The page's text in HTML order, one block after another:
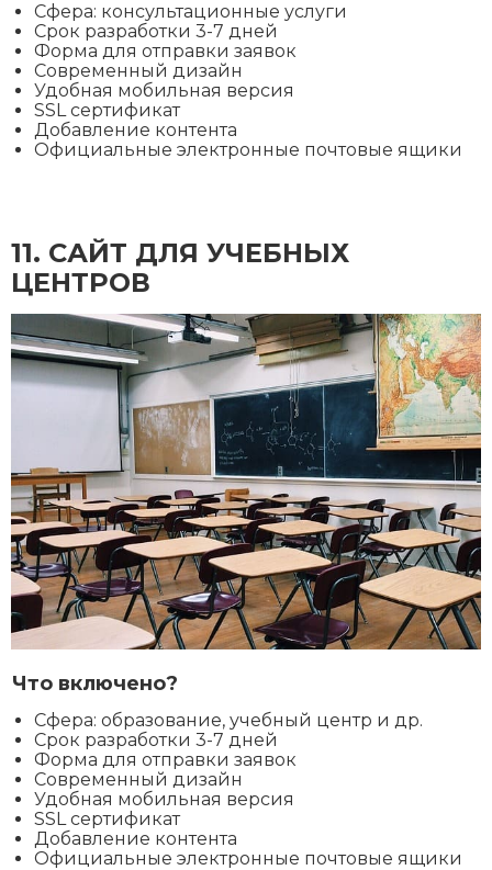
Сфера: консультационные услуги
Срок разработки 3-7 дней
Форма для отправки заявок
Современный дизайн
Удобная мобильная версия
SSL сертификат
Добавление контента
Официальные электронные почтовые ящики
11. CАЙТ ДЛЯ УЧЕБНЫХ
ЦЕНТРОВ
Что включено?
Сфера: образование, учебный центр и др.
Срок разработки 3-7 дней
Форма для отправки заявок
Современный дизайн
Удобная мобильная версия
SSL сертификат
Добавление контента
Официальные электронные почтовые ящики